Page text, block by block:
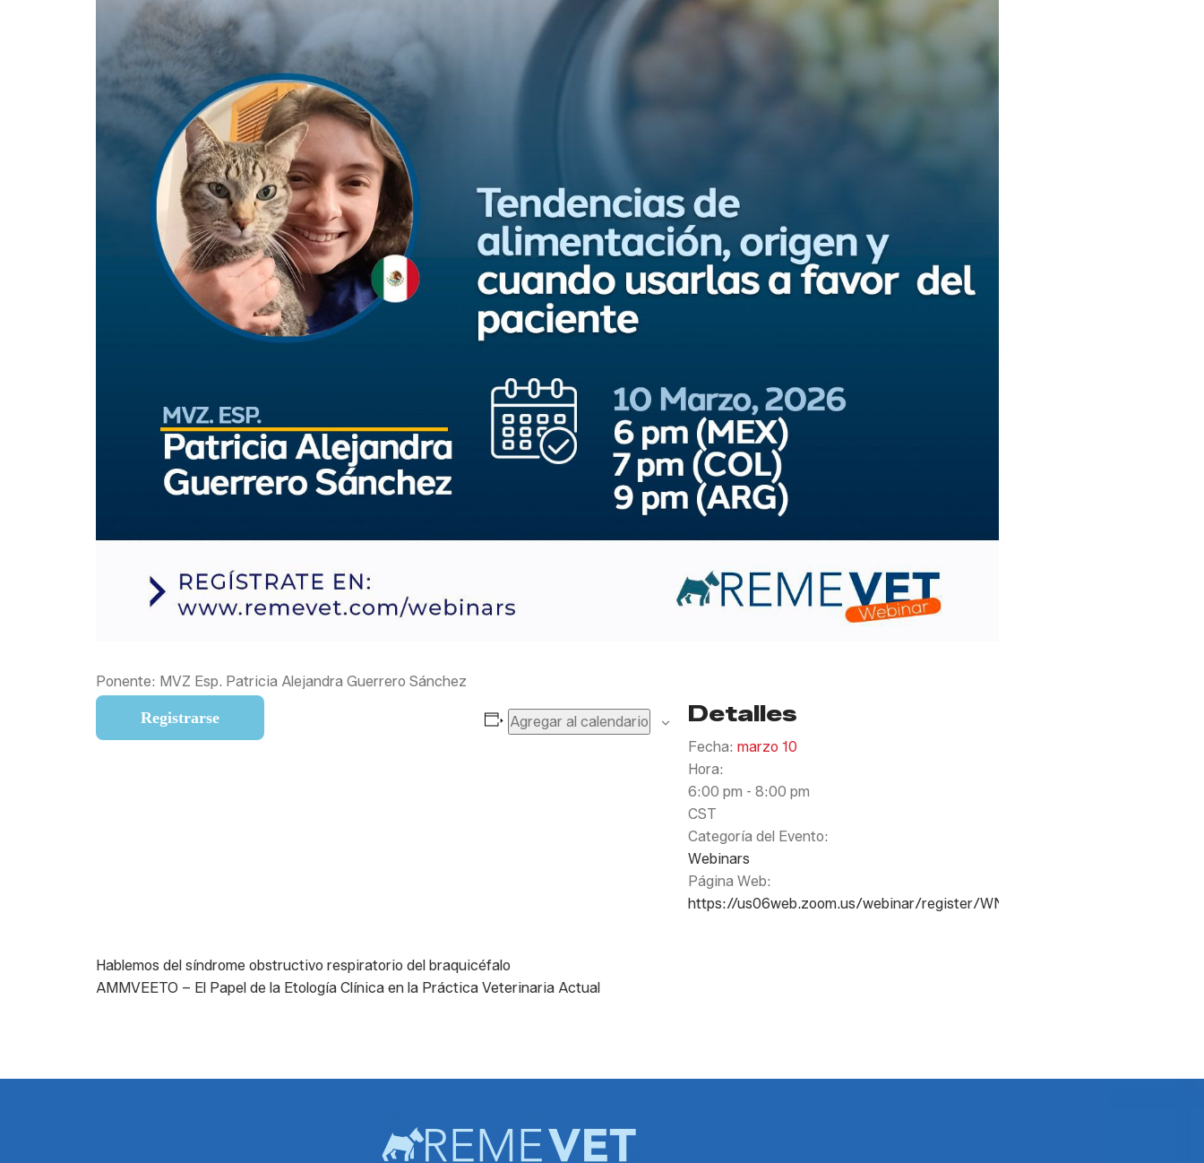
Ponente: MVZ Esp. Patricia Alejandra Guerrero Sánchez
Registrarse Agregar al calendario Detalles
Fecha: marzo 10
Hora:
6:00 pm - 8:00 pm
CST
Categoría del Evento:
Webinars
Página Web:
https://us06web.zoom.us/webinar/register/
Hablemos del síndrome obstructivo respiratorio del braquicéfalo
AMMVEETO – El Papel de la Etología Clínica en la Práctica Veterinaria Actual